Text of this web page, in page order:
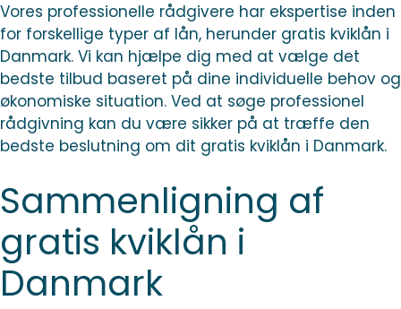
Vores professionelle rådgivere har ekspertise inden
for forskellige typer af lån, herunder gratis kviklån i
Danmark. Vi kan hjælpe dig med at vælge det
bedste tilbud baseret på dine individuelle behov og
økonomiske situation. Ved at søge professionel
rådgivning kan du være sikker på at træffe den
bedste beslutning om dit gratis kviklån i Danmark.
Sammenligning af
gratis kviklån i
Danmark